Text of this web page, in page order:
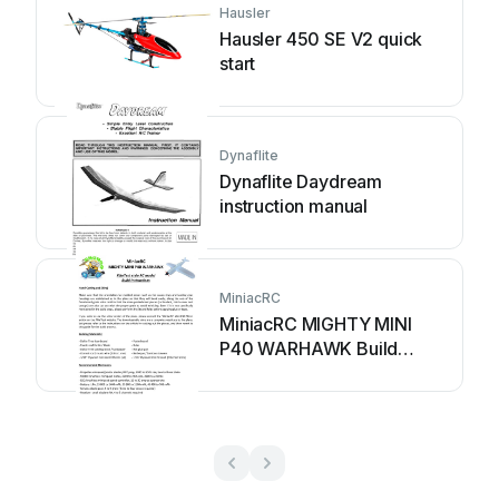
Hausler
Hausler 450 SE V2 quick
start
Dynaflite
Dynaflite Daydream
instruction manual
MiniacRC
MiniacRC MIGHTY MINI
P40 WARHAWK Build